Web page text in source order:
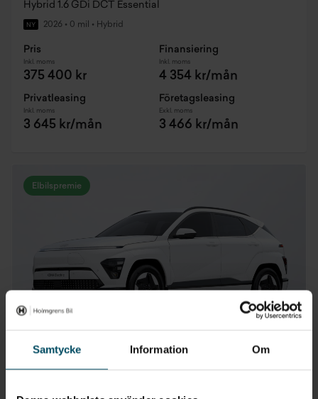
Samtycke Information Om
Hybrid 1.6 GDi DCT Essential
NY 2026 • 0 mil • Hybrid
Pris
Inkl. moms
375 400 kr
Finansiering
Inkl. moms
4 354 kr/mån
Privatleasing
Inkl. moms
3 645 kr/mån
Företagsleasing
Exkl. moms
3 466 kr/mån
Elbilspremie
Hyundai KONA Elbil